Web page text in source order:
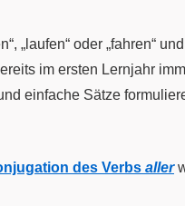
„laufen“ oder „fahren“
im ersten Lernjahr
einfache Sätze
des Verbs aller